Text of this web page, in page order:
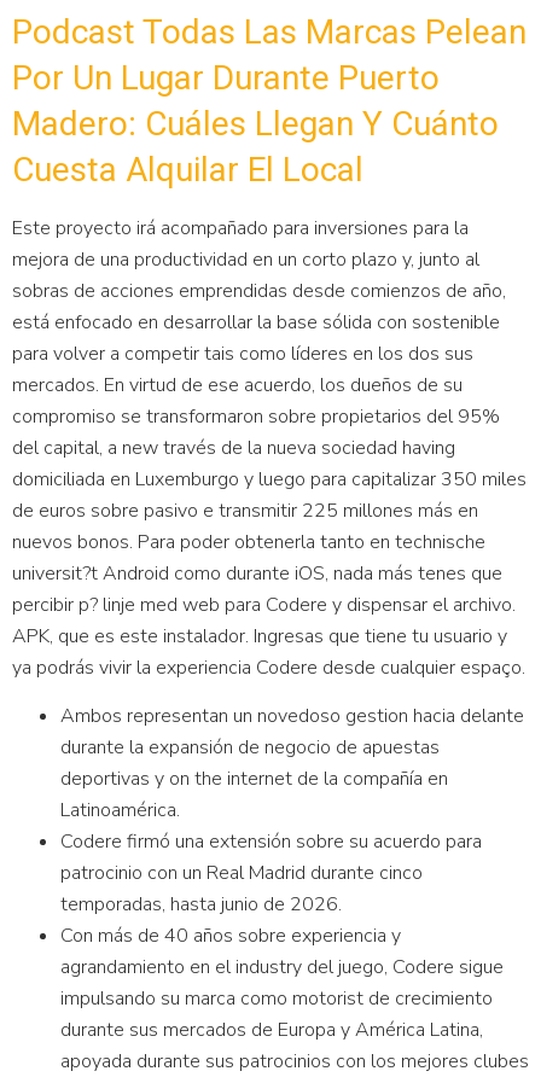
Podcast Todas Las Marcas Pelean
Por Un Lugar Durante Puerto
Madero: Cuáles Llegan Y Cuánto
Cuesta Alquilar El Local
Este proyecto irá acompañado para inversiones para la
mejora de una productividad en un corto plazo y, junto al
sobras de acciones emprendidas desde comienzos de año,
está enfocado en desarrollar la base sólida con sostenible
para volver a competir tais como líderes en los dos sus
mercados. En virtud de ese acuerdo, los dueños de su
compromiso se transformaron sobre propietarios del 95%
del capital, a new través de la nueva sociedad having
domiciliada en Luxemburgo y luego para capitalizar 350 miles
de euros sobre pasivo e transmitir 225 millones más en
nuevos bonos. Para poder obtenerla tanto en technische
universit?t Android como durante iOS, nada más tenes que
percibir p? linje med web para Codere y dispensar el archivo.
APK, que es este instalador. Ingresas que tiene tu usuario y
ya podrás vivir la experiencia Codere desde cualquier espaço.
Ambos representan un novedoso gestion hacia delante
durante la expansión de negocio de apuestas
deportivas y on the internet de la compañía en
Latinoamérica.
Codere firmó una extensión sobre su acuerdo para
patrocinio con un Real Madrid durante cinco
temporadas, hasta junio de 2026.
Con más de 40 años sobre experiencia y
agrandamiento en el industry del juego, Codere sigue
impulsando su marca como motorist de crecimiento
durante sus mercados de Europa y América Latina,
apoyada durante sus patrocinios con los mejores clubes